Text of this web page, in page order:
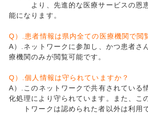
より、先進的な医療サービスの恩恵
能になります。
Q）.患者情報は県内全ての医療機関で閲
A）.ネットワークに参加し、かつ患者さ
療機関のみが閲覧可能です。
Q）.個人情報は守られていますか？
A）.このネットワークで共有されている
化処理により守られています。また、こ
トワークは認められた者以外は利用で